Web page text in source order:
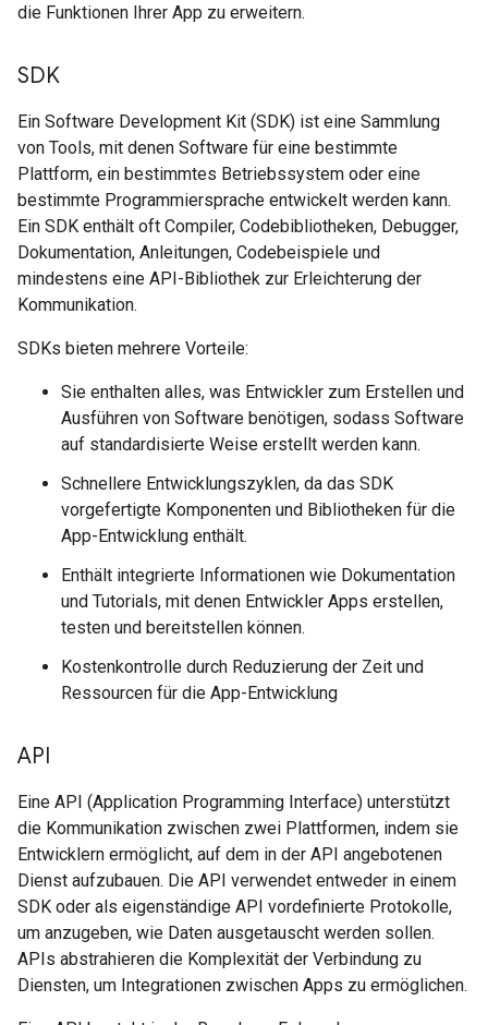
die Funktionen Ihrer App zu erweitern.
SDK
Ein Software Development Kit (SDK) ist eine Sammlung
von Tools, mit denen Software für eine bestimmte
Plattform, ein bestimmtes Betriebssystem oder eine
bestimmte Programmiersprache entwickelt werden kann.
Ein SDK enthält oft Compiler, Codebibliotheken, Debugger,
Dokumentation, Anleitungen, Codebeispiele und
mindestens eine API-Bibliothek zur Erleichterung der
Kommunikation.
SDKs bieten mehrere Vorteile:
Sie enthalten alles, was Entwickler zum Erstellen und
Ausführen von Software benötigen, sodass Software
auf standardisierte Weise erstellt werden kann.
Schnellere Entwicklungszyklen, da das SDK
vorgefertigte Komponenten und Bibliotheken für die
App-Entwicklung enthält.
Enthält integrierte Informationen wie Dokumentation
und Tutorials, mit denen Entwickler Apps erstellen,
testen und bereitstellen können.
Kostenkontrolle durch Reduzierung der Zeit und
Ressourcen für die App-Entwicklung
API
Eine API (Application Programming Interface) unterstützt
die Kommunikation zwischen zwei Plattformen, indem sie
Entwicklern ermöglicht, auf dem in der API angebotenen
Dienst aufzubauen. Die API verwendet entweder in einem
SDK oder als eigenständige API vordefinierte Protokolle,
um anzugeben, wie Daten ausgetauscht werden sollen.
APIs abstrahieren die Komplexität der Verbindung zu
Diensten, um Integrationen zwischen Apps zu ermöglichen.